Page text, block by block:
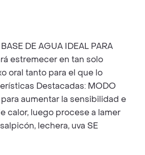
DE AGUA IDEAL PARA
estremecer en tan solo
oral tanto para el que lo
Destacadas: MODO
aumentar la sensibilidad e
calor, luego procese a lamer
lechera, uva SE